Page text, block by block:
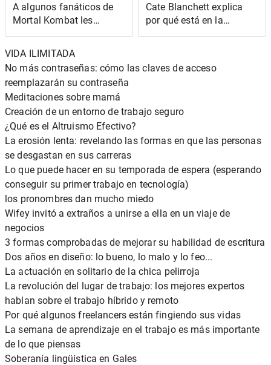
A algunos fanáticos de
Mortal Kombat les
preocupa que el último
juego ya esté muerto,
pero podría ser más
complicado
Cate Blanchett explica
por qué está en la
película Borderlands
VIDA ILIMITADA
No más contraseñas: cómo las claves de acceso
reemplazarán su contraseña
Meditaciones sobre mamá
Creación de un entorno de trabajo seguro
¿Qué es el Altruismo Efectivo?
La erosión lenta: revelando las formas en que las personas
se desgastan en sus carreras
Lo que puede hacer en su temporada de espera (esperando
conseguir su primer trabajo en tecnología)
los pronombres dan mucho miedo
Wifey invitó a extraños a unirse a ella en un viaje de
negocios
3 formas comprobadas de mejorar su habilidad de escritura
Dos años en diseño: lo bueno, lo malo y lo feo...
La actuación en solitario de la chica pelirroja
La revolución del lugar de trabajo: los mejores expertos
hablan sobre el trabajo híbrido y remoto
Por qué algunos freelancers están fingiendo sus vidas
La semana de aprendizaje en el trabajo es más importante
de lo que piensas
Soberanía lingüística en Gales